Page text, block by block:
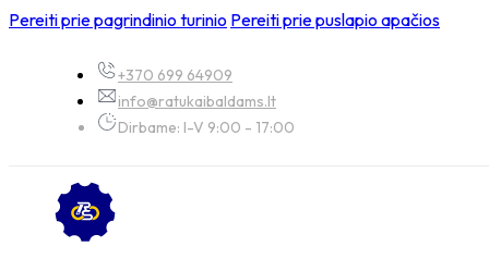
Pereiti prie pagrindinio turinio Pereiti prie puslapio apačios
+370 699 64909
info@ratukaibaldams.lt
Dirbame: I-V 9:00 - 17:00